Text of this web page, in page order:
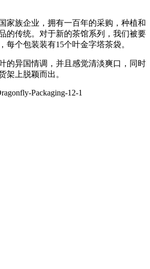
家族企业，拥有一百年的采购，种植和
的传统。对于新的茶馆系列，我们被要
每个包装装有15个叶金字塔茶袋。
的异国情调，并且感觉清淡爽口，同时
架上脱颖而出。